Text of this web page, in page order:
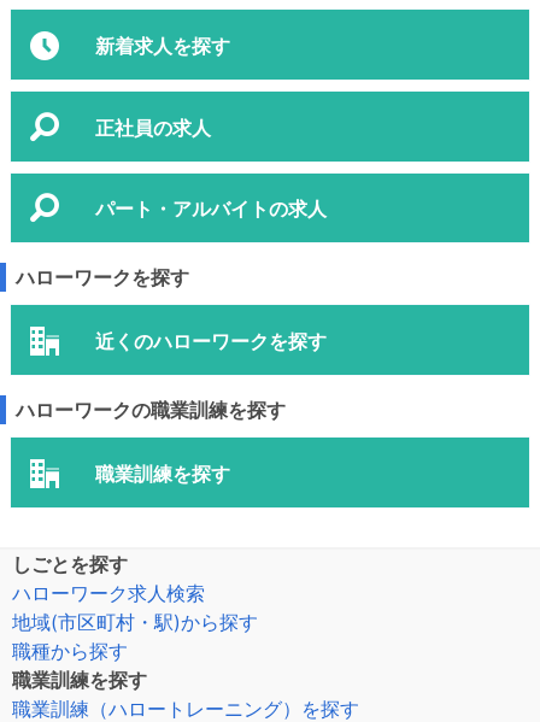
新着求人を探す
正社員の求人
パート・アルバイトの求人
ハローワークを探す
近くのハローワークを探す
ハローワークの職業訓練を探す
職業訓練を探す
しごとを探す
ハローワーク求人検索
地域(市区町村・駅)から探す
職種から探す
職業訓練を探す
職業訓練（ハロートレーニング）を探す